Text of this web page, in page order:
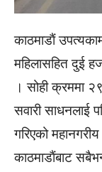
काठमाडाैं
महिलासहित दुई
। सोही क्रममा
सवारी साधनलाई
गरिएको
काठमाडाैंबाट